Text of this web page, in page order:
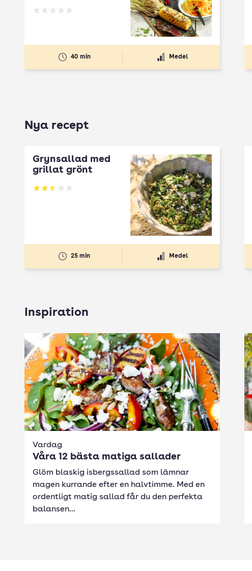
Betyg: 0 av 5
40 min Medel
Nya recept
Grynsallad med
grillat grönt
Betyg: 2.5 av 5
25 min Medel
Inspiration
Vardag
Våra 12 bästa matiga sallader
Glöm blaskig isbergssallad som lämnar
magen kurrande efter en halvtimme. Med en
ordentligt matig sallad får du den perfekta
balansen...